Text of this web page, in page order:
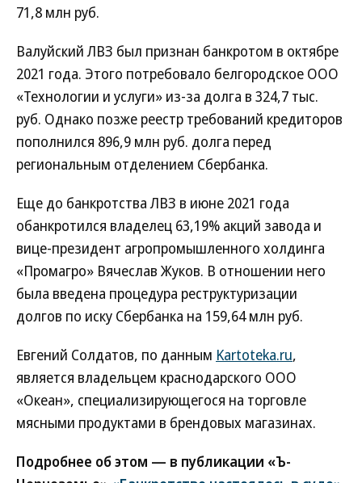
71,8 млн руб.
Валуйский ЛВЗ был признан банкротом в октябре
2021 года. Этого потребовало белгородское ООО
«Технологии и услуги» из-за долга в 324,7 тыс.
руб. Однако позже реестр требований кредиторов
пополнился 896,9 млн руб. долга перед
региональным отделением Сбербанка.
Еще до банкротства ЛВЗ в июне 2021 года
обанкротился владелец 63,19% акций завода и
вице-президент агропромышленного холдинга
«Промагро» Вячеслав Жуков. В отношении него
была введена процедура реструктуризации
долгов по иску Сбербанка на 159,64 млн руб.
Евгений Солдатов, по данным Kartoteka.ru,
является владельцем краснодарского ООО
«Океан», специализирующегося на торговле
мясными продуктами в брендовых магазинах.
Подробнее об этом — в публикации «Ъ-